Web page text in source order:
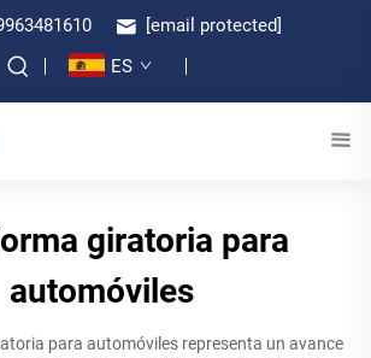
[email protected]
ES
giratoria para
automóviles
para automóviles representa un avance